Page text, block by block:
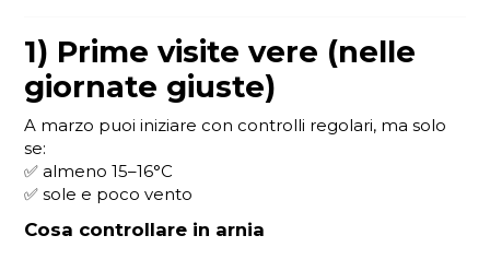
1) Prime visite vere (nelle
giornate giuste)
A marzo puoi iniziare con controlli regolari, ma solo
se:
✅ almeno 15–16°C
✅ sole e poco vento
Cosa controllare in arnia